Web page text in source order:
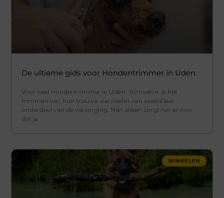
De ultieme gids voor Hondentrimmer in Uden
Voor veel Hondentrimmer in Uden. Trimsalon. is het
trimmen van hun trouwe viervoeter een essentieel
onderdeel van de verzorging. Niet alleen zorgt het ervoor
dat je
WINKELEN